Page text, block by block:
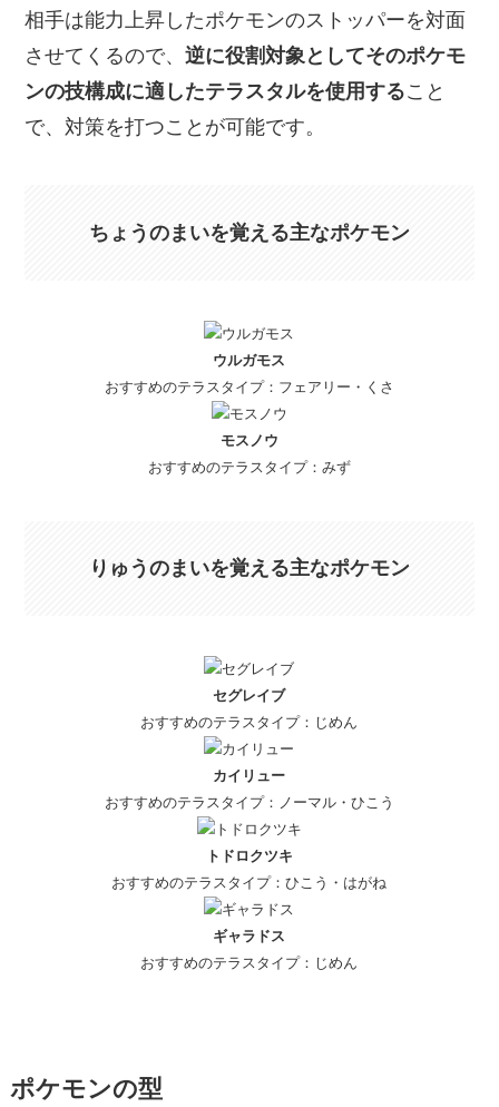
相手は能力上昇したポケモンのストッパーを対面
させてくるので、逆に役割対象としてそのポケモ
ンの技構成に適したテラスタルを使用すること
で、対策を打つことが可能です。
ちょうのまいを覚える主なポケモン
ウルガモス
おすすめのテラスタイプ：フェアリー・くさ
モスノウ
おすすめのテラスタイプ：みず
りゅうのまいを覚える主なポケモン
セグレイブ
おすすめのテラスタイプ：じめん
カイリュー
おすすめのテラスタイプ：ノーマル・ひこう
トドロクツキ
おすすめのテラスタイプ：ひこう・はがね
ギャラドス
おすすめのテラスタイプ：じめん
ポケモンの型